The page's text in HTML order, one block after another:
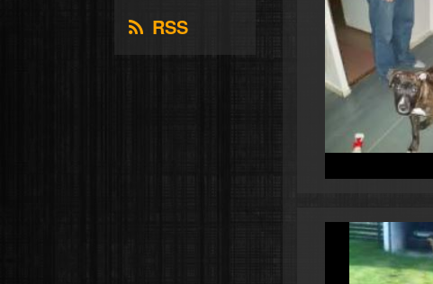
RSS